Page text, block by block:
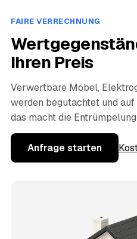
FAIRE VERRECHNUNG
Ihren Preis
Verwertbare Möbel,
werden begutachtet und
das macht die
Anfrage starten